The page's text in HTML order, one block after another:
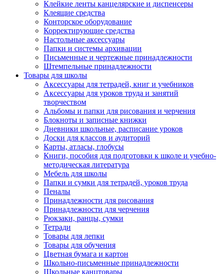
Клейкие ленты канцелярские и диспенсеры
Клеящие средства
Конторское оборудование
Корректирующие средства
Настольные аксессуары
Папки и системы архивации
Письменные и чертежные принадлежности
Штемпельные принадлежности
Товары для школы
Аксессуары для тетрадей, книг и учебников
Аксессуары для уроков труда и занятий
творчеством
Альбомы и папки для рисования и черчения
Блокноты и записные книжки
Дневники школьные, расписание уроков
Доски для классов и аудиторий
Карты, атласы, глобусы
Книги, пособия для подготовки к школе и учебно-
методическая литература
Мебель для школы
Папки и сумки для тетрадей, уроков труда
Пеналы
Принадлежности для рисования
Принадлежности для черчения
Рюкзаки, ранцы, сумки
Тетради
Товары для лепки
Товары для обучения
Цветная бумага и картон
Школьно-письменные принадлежности
Школьные канцтовары